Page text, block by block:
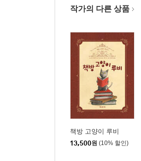
작가의 다른 상품
책방 고양이 루비
13,500원 (10% 할인)